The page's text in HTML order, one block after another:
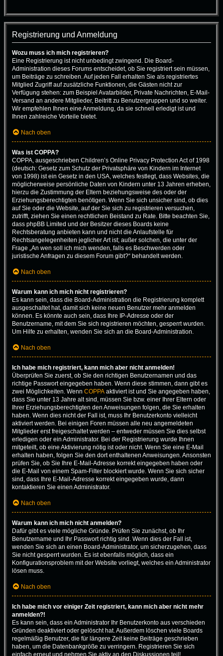
Registrierung und Anmeldung
Wozu muss ich mich registrieren?
Eine Registrierung ist nicht unbedingt zwingend. Die Board-
Administration dieses Forums entscheidet, ob Sie registriert sein müssen,
um Beiträge zu schreiben. Auf jeden Fall erhalten Sie als registriertes
Mitglied Zugriff auf zusätzliche Funktionen, die Gästen nicht zur
Verfügung stehen: zum Beispiel Avatarbilder, Private Nachrichten, E-Mail-
Versand an andere Mitglieder, Beitritt zu Benutzergruppen und so weiter.
Wir empfehlen Ihnen eine Anmeldung, da sie schnell erledigt ist und
Ihnen zahlreiche Vorteile bietet.
Nach oben
Was ist COPPA?
COPPA, ausgeschrieben Children’s Online Privacy Protection Act of 1998
(deutsch: Gesetz zum Schutz der Privatsphäre von Kindern im Internet
von 1998) ist ein Gesetz in den USA, welches festlegt, dass Websites, die
möglicherweise persönliche Daten von Kindern unter 13 Jahren erheben,
hierzu die Zustimmung der Eltern beziehungsweise des oder der
Erziehungsberechtigten benötigen. Wenn Sie sich unsicher sind, ob dies
auf Sie oder die Website, auf der Sie sich zu registrieren versuchen,
zutrifft, ziehen Sie einen rechtlichen Beistand zu Rate. Bitte beachten Sie,
dass phpBB Limited und der Besitzer dieses Boards keine
Rechtsberatung anbieten kann und nicht die Anlaufstelle für
Rechtsangelegenheiten jeglicher Art ist; außer solchen, die unter der
Frage „An wen soll ich mich wenden, falls es Beschwerden oder
juristische Anfragen zu diesem Forum gibt?“ behandelt werden.
Nach oben
Warum kann ich mich nicht registrieren?
Es kann sein, dass die Board-Administration die Registrierung komplett
ausgeschaltet hat, damit sich keine neuen Benutzer mehr anmelden
können. Es könnte auch sein, dass Ihre IP-Adresse oder der
Benutzername, mit dem Sie sich registrieren möchten, gesperrt wurden.
Um Hilfe zu erhalten, wenden Sie sich an die Board-Administration.
Nach oben
Ich habe mich registriert, kann mich aber nicht anmelden!
Überprüfen Sie zuerst, ob Sie den richtigen Benutzernamen und das
richtige Passwort eingegeben haben. Wenn diese stimmen, dann gibt es
zwei Möglichkeiten. Wenn COPPA aktiviert ist und Sie angegeben haben,
dass Sie unter 13 Jahre alt sind, müssen Sie bzw. einer Ihrer Eltern oder
Ihrer Erziehungsberechtigten den Anweisungen folgen, die Sie erhalten
haben. Wenn dies nicht der Fall ist, muss Ihr Benutzerkonto vielleicht
aktiviert werden. Bei einigen Foren müssen alle neu angemeldeten
Mitglieder erst freigeschaltet werden – entweder müssen Sie dies selbst
erledigen oder ein Administrator. Bei der Registrierung wurde Ihnen
mitgeteilt, ob eine Aktivierung nötig ist oder nicht. Wenn Sie eine E-Mail
erhalten haben, folgen Sie den dort enthaltenen Anweisungen. Ansonsten
prüfen Sie, ob Sie Ihre E-Mail-Adresse korrekt eingegeben haben oder
die E-Mail von einem Spam-Filter blockiert wurde. Wenn Sie sich sicher
sind, dass Ihre E-Mail-Adresse korrekt eingegeben wurde, dann
kontaktieren Sie einen Administrator.
Nach oben
Warum kann ich mich nicht anmelden?
Dafür gibt es viele mögliche Gründe. Prüfen Sie zunächst, ob Ihr
Benutzername und Ihr Passwort richtig sind. Wenn dies der Fall ist,
wenden Sie sich an einen Board-Administrator, um sicherzugehen, dass
Sie nicht gesperrt wurden. Es ist ebenfalls möglich, dass ein
Konfigurationsproblem mit der Website vorliegt, welches ein Administrator
lösen muss.
Nach oben
Ich habe mich vor einiger Zeit registriert, kann mich aber nicht mehr
anmelden?!
Es kann sein, dass ein Administrator Ihr Benutzerkonto aus verschieden
Gründen deaktiviert oder gelöscht hat. Außerdem löschen viele Boards
regelmäßig Benutzer, die für längere Zeit keine Beiträge geschrieben
haben, um die Datenbankgröße zu verringern. Registrieren Sie sich
einfach erneut und nehmen Sie aktiv an den Diskussionen teil!